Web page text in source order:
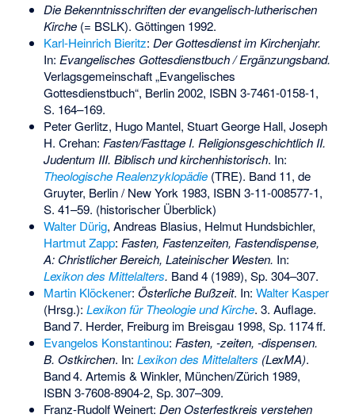
Die Bekenntnisschriften der evangelisch-lutherischen
Kirche(= BSLK). Göttingen 1992.
Karl-Heinrich Bieritz: Der Gottesdienst im Kirchenjahr.
In: Evangelisches Gottesdienstbuch/ Ergänzungsband.
Verlagsgemeinschaft „Evangelisches
Gottesdienstbuch“, Berlin 2002, ISBN 3-7461-0158-1,
S. 164–169.
Peter Gerlitz, Hugo Mantel, Stuart George Hall, Joseph
H. Crehan: Fasten/Fasttage I. Religionsgeschichtlich II.
Judentum III. Biblisch und kirchenhistorisch. In:
Theologische Realenzyklopädie(TRE). Band 11, de
Gruyter, Berlin / New York 1983, ISBN 3-11-008577-1,
S. 41–59. (historischer Überblick)
Walter Dürig, Andreas Blasius, Helmut Hundsbichler,
Hartmut Zapp: Fasten, Fastenzeiten, Fastendispense,
A: Christlicher Bereich, Lateinischer Westen. In:
Lexikon des Mittelalters. Band 4 (1989), Sp. 304–307.
Martin Klöckener: Österliche Bußzeit. In: Walter Kasper
(Hrsg.): Lexikon für Theologie und Kirche. 3. Auflage.
Band7. Herder, Freiburg im Breisgau 1998, Sp. 1174ff.
Evangelos Konstantinou: Fasten, -zeiten, -dispensen.
B. Ostkirchen. In: Lexikon des Mittelalters (LexMA).
Band4. Artemis & Winkler, München/Zürich 1989,
ISBN 3-7608-8904-2, Sp.307–309.
Franz-Rudolf Weinert: Den Osterfestkreis verstehen